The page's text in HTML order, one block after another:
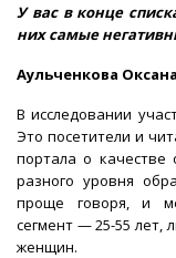
У вас в конце
них самые
Аульченкова Оксана
В исследовании
Это посетители и
портала о
разного уровня
проще говоря, и
сегмент — 25-55 лет,
женщин.